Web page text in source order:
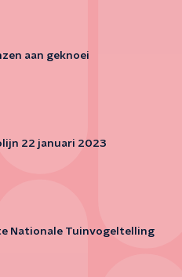
aan geknoei
22 januari 2023
Nationale Tuinvogeltelling